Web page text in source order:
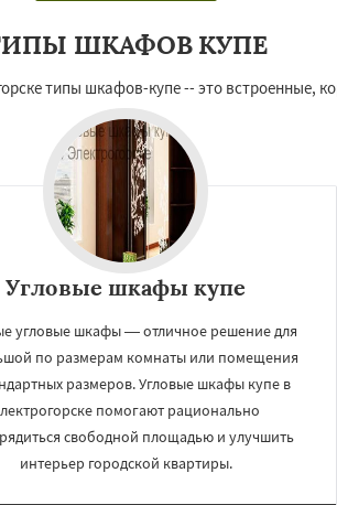
ШКАФОВ КУПЕ
типы шкафов-купе -- это встроенные,
Угловые шкафы купе
угловые шкафы — отличное решение для
по размерам комнаты или помещения
размеров. Угловые шкафы купе в
помогают рационально
свободной площадью и улучшить
интерьер городской квартиры.